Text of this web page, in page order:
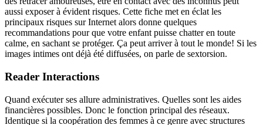
aussi exposer à évident risques. Cette fiche met en éclat les
principaux risques sur Internet alors donne quelques
recommandations pour que votre enfant puisse chatter en toute
calme, en sachant se protéger. Ça peut arriver à tout le monde! Si les
images intimes ont déjà été diffusées, on parle de sextorsion.
Reader Interactions
Quand exécuter ses allure administratives. Quelles sont les aides
financières possibles. Donc le fonction principal des réseaux.
Identique si la coopération des femmes à ce genre avec structures